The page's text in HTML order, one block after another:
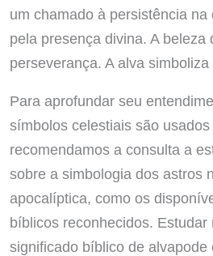
um chamado à persistência na
pela presença divina. A beleza
perseverança. A alva simboliza
Para aprofundar seu
símbolos celestiais são
recomendamos a consulta a
sobre a simbologia dos astros
apocalíptica, como os
bíblicos reconhecidos. Estudar
significado bíblico de alvapode